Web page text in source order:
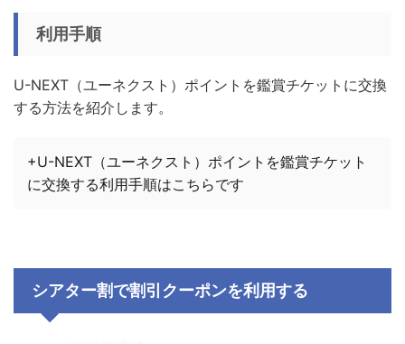
利用手順
U-NEXT（ユーネクスト）ポイントを鑑賞チケットに交換
する方法を紹介します。
+U-NEXT（ユーネクスト）ポイントを鑑賞チケット
に交換する利用手順はこちらです
シアター割で割引クーポンを利用する